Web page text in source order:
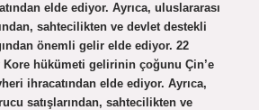
elde ediyor. Ayrıca, uluslararası
sahtecilikten ve devlet destekli
önemli gelir elde ediyor. 22
Kore hükümeti gelirinin çoğunu Çin’e
ihracatından elde ediyor. Ayrıca,
satışlarından, sahtecilikten ve